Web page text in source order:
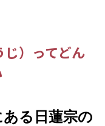
じ）ってどん
る日蓮宗の